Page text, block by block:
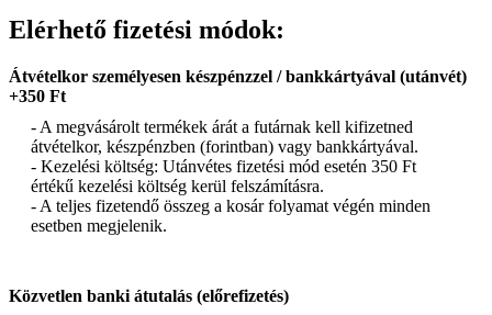
Elérhető fizetési módok:
Átvételkor személyesen készpénzzel / bankkártyával (utánvét)
+350 Ft
- A megvásárolt termékek árát a futárnak kell kifizetned
átvételkor, készpénzben (forintban) vagy bankkártyával.
- Kezelési költség: Utánvétes fizetési mód esetén 350 Ft
értékű kezelési költség kerül felszámításra.
- A teljes fizetendő összeg a kosár folyamat végén minden
esetben megjelenik.
Közvetlen banki átutalás (előrefizetés)